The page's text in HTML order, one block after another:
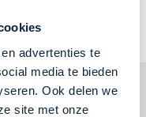
advertenties te
media te bieden
Ook delen we
site met onze